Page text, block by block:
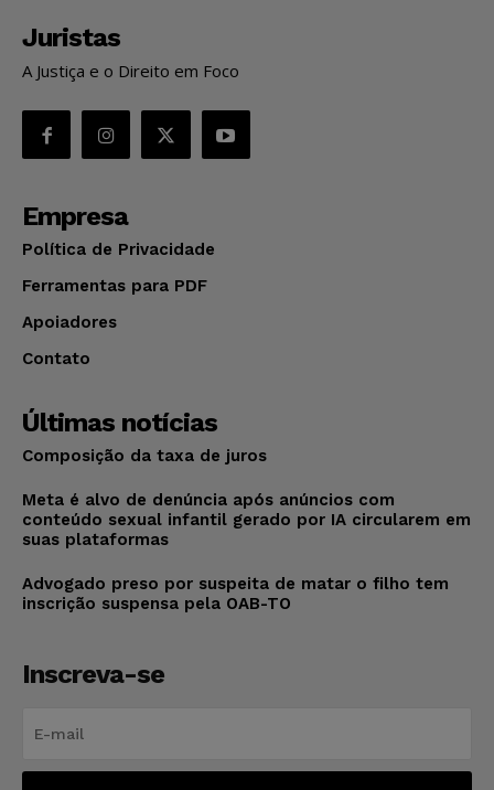
Juristas
A Justiça e o Direito em Foco
Empresa
Política de Privacidade
Ferramentas para PDF
Apoiadores
Contato
Últimas notícias
Composição da taxa de juros
Meta é alvo de denúncia após anúncios com
conteúdo sexual infantil gerado por IA circularem em
suas plataformas
Advogado preso por suspeita de matar o filho tem
inscrição suspensa pela OAB-TO
Inscreva-se